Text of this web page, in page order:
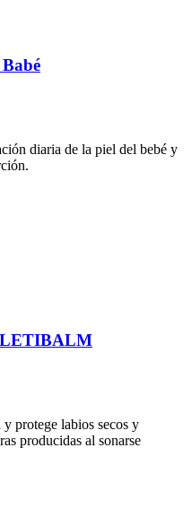
diaria de la piel del bebé y
LETIBALM
protege labios secos y
producidas al sonarse